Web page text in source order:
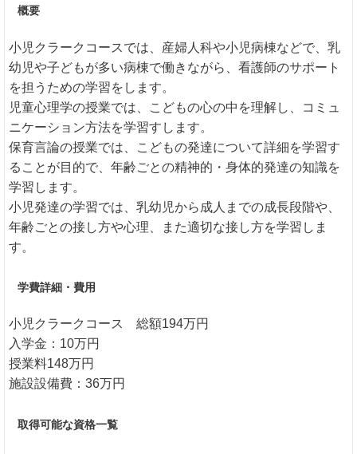
概要
小児クラークコースでは、産婦人科や小児病棟などで、乳
幼児や子どもが多い病棟で働きながら、看護師のサポート
を担うための学習をします。
児童心理学の授業では、こどもの心の中を理解し、コミュ
ニケーション方法を学習すします。
保育言論の授業では、こどもの発達について詳細を学習す
ることが目的で、年齢ごとの精神的・身体的発達の知識を
学習します。
小児発達の学習では、乳幼児から成人までの成長段階や、
年齢ごとの接し方や心理、また適切な接し方を学習しま
す。
学費詳細・費用
小児クラークコース 総額194万円
入学金：10万円
授業料148万円
施設設備費：36万円
取得可能な資格一覧